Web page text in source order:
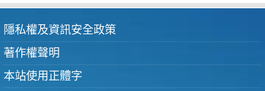
隱私權及資訊安全政策
著作權聲明
本站使用正體字